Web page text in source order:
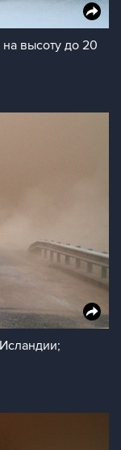
высоту до 20